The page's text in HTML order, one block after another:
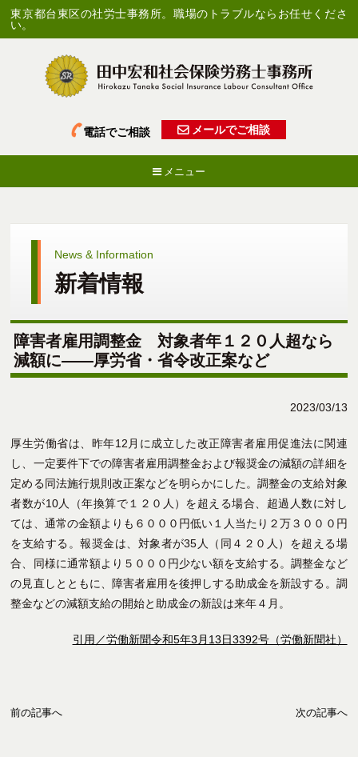
東京都台東区の社労士事務所。職場のトラブルならお任せくださ
い。
電話でご相談 メールでご相談
メニュー
News & Information
新着情報
障害者雇用調整金 対象者年１２０人超なら
減額に――厚労省・省令改正案など
2023/03/13
厚生労働省は、昨年12月に成立した改正障害者雇用促進法に関連
し、一定要件下での障害者雇用調整金および報奨金の減額の詳細を
定める同法施行規則改正案などを明らかにした。調整金の支給対象
者数が10人（年換算で１２０人）を超える場合、超過人数に対し
ては、通常の金額よりも６０００円低い１人当たり２万３０００円
を支給する。報奨金は、対象者が35人（同４２０人）を超える場
合、同様に通常額より５０００円少ない額を支給する。調整金など
の見直しとともに、障害者雇用を後押しする助成金を新設する。調
整金などの減額支給の開始と助成金の新設は来年４月。
引用／労働新聞令和5年3月13日3392号（労働新聞社）
前の記事へ 次の記事へ